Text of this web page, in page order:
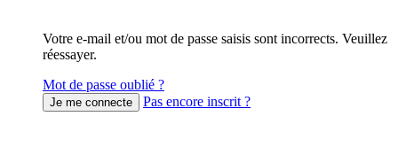
Votre e-mail et/ou mot de passe saisis sont incorrects. Veuillez
réessayer.
Mot de passe oublié ?
Pas encore inscrit ?